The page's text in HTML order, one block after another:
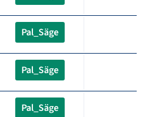
Pal_Säge
Pal_Säge
Pal_Säge